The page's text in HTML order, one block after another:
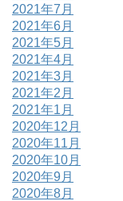
2021年7月
2021年6月
2021年5月
2021年4月
2021年3月
2021年2月
2021年1月
2020年12月
2020年11月
2020年10月
2020年9月
2020年8月